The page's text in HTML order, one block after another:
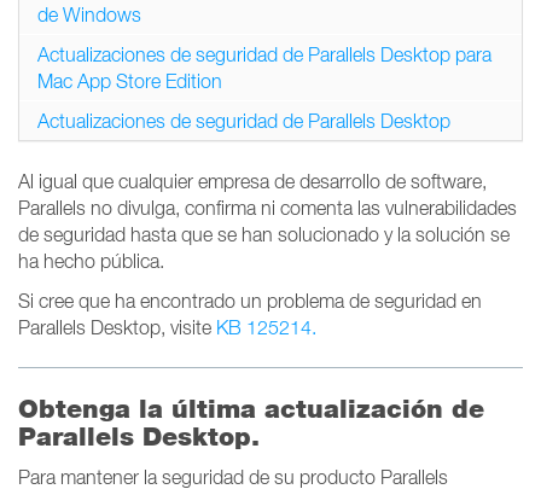
Al igual que cualquier empresa de desarrollo de software,
Parallels no divulga, confirma ni comenta las vulnerabilidades
de seguridad hasta que se han solucionado y la solución se
ha hecho pública.
Si cree que ha encontrado un problema de seguridad en
Parallels Desktop, visite KB 125214.
Obtenga la última actualización de
Parallels Desktop.
Para mantener la seguridad de su producto Parallels
de Windows
Actualizaciones de seguridad de Parallels Desktop para
Mac App Store Edition
Actualizaciones de seguridad de Parallels Desktop